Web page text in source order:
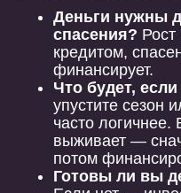
Деньги нужны
спасения?
кредитом,
финансирует.
Что будет,
упустите сезон
часто логичнее.
выживает —
потом
Готовы ли вы